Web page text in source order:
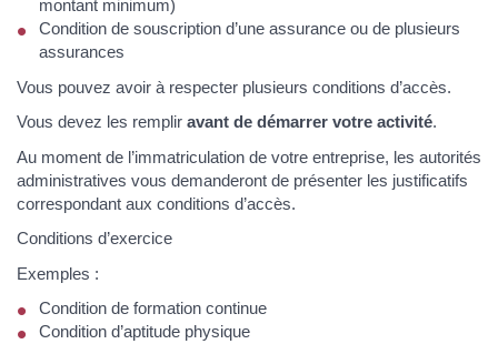
montant minimum)
Condition de souscription d’une assurance ou de plusieurs
assurances
Vous pouvez avoir à respecter plusieurs conditions d’accès.
Vous devez les remplir avant de démarrer votre activité.
Au moment de l’immatriculation de votre entreprise, les autorités
administratives vous demanderont de présenter les justificatifs
correspondant aux conditions d’accès.
Conditions d’exercice
Exemples :
Condition de formation continue
Condition d’aptitude physique